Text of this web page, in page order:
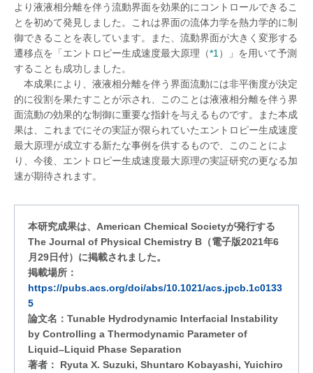
より液液相分離を伴う流動界面を効果的にコントロールできるこ
とを初めて発見しました。これは界面の流体力学を熱力学的に制
御できることを表しています。また、流動界面が大きく変形する
遷移点を「エントロピー生成速度最大原理（*1 ）」を用いて予測
することも成功しました。
本成果により、液液相分離を伴う界面流動には非平衡度が決定
的に役割を果たすことが示され、このことは液液相分離を伴う界
面流動の効果的な制御に重要な指針を与えるものです。また本成
果は、これまでにその実証が限られていたエントロピー生成速度
最大原理が成立する新たな事例を供するもので、このことによ
り、今後、エントロピー生成速度最大原理の実証研究の更なる加
速が期待されます。
本研究成果は、American Chemical Societyが発行する
The Journal of Physical Chemistry B（電子版2021年6
月29日付）に掲載されました。
掲載場所：
https://pubs.acs.org/doi/abs/10.1021/acs.jpcb.1c0133
5
論文名：Tunable Hydrodynamic Interfacial Instability
by Controlling a Thermodynamic Parameter of
Liquid–Liquid Phase Separation
著者： Ryuta X. Suzuki, Shuntaro Kobayashi, Yuichiro